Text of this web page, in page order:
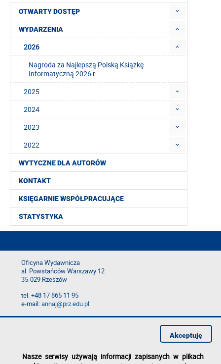
OTWARTY DOSTĘP
WYDARZENIA
2026
Nagroda za Najlepszą Polską Książkę
Informatyczną 2026 r.
2025
2024
2023
2022
WYTYCZNE DLA AUTORÓW
KONTAKT
KSIĘGARNIE WSPÓŁPRACUJĄCE
STATYSTYKA
Oficyna Wydawnicza
al. Powstańców Warszawy 12
35-029 Rzeszów
tel. +48 17 865 11 95
e-mail:annaj@prz.edu.pl
Deklaracja dostępności
Nasze serwisy używają informacji zapisanych w plikach
Akceptuję